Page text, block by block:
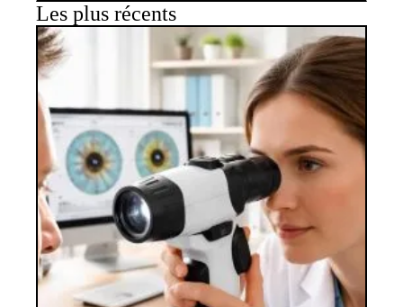
Les plus récents